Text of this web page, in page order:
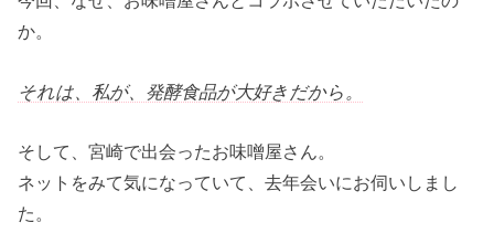
か。
それは、私が、発酵食品が大好きだから。
そして、宮崎で出会ったお味噌屋さん。
ネットをみて気になっていて、去年会いにお伺いしまし
た。